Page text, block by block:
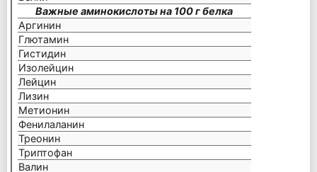
Важные аминокислоты на 100 г белка
Аргинин
Глютамин
Гистидин
Изолейцин
Лейцин
Лизин
Метионин
Фенилаланин
Треонин
Триптофан
Валин